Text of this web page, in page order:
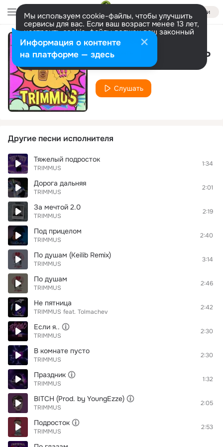
Войти
Мы используем cookie-файлы, чтобы улучшить
сервисы для вас. Если ваш возраст менее 13 лет,
настроить cookie-файлы должен ваш законный
представитель. Больше информации
Разрешить все Настроить
ЗАБЫТЬ ПРО БОЛЬ
TRIMMUS
Слушать
Другие песни исполнителя
Тяжелый подросток
TRIMMUS
1:34
Дорога дальняя
TRIMMUS
2:01
За мечтой 2.0
TRIMMUS
2:19
Под прицелом
TRIMMUS
2:40
По душам (Keilib Remix)
TRIMMUS
3:14
По душам
TRIMMUS
2:46
Не пятница
TRIMMUS feat. Tolmachev
2:42
Если я..
TRIMMUS
2:30
В комнате пусто
TRIMMUS
2:30
Праздник
TRIMMUS
1:32
BITCH (Prod. by YoungEzze)
TRIMMUS
2:05
Подросток
TRIMMUS
2:53
Информация о контенте
на платформе — здесь